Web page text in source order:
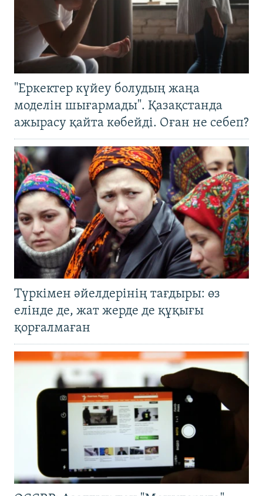
"Еркектер күйеу болудың жаңа
моделін шығармады". Қазақстанда
ажырасу қайта көбейді. Оған не себеп?
Түркімен әйелдерінің тағдыры: өз
елінде де, жат жерде де құқығы
қорғалмаған